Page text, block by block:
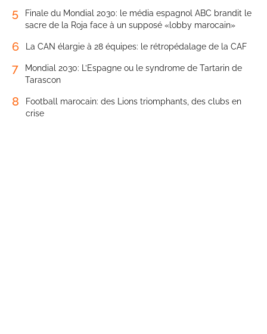
5
Finale du Mondial 2030: le média espagnol ABC brandit le
sacre de la Roja face à un supposé «lobby marocain»
6 La CAN élargie à 28 équipes: le rétropédalage de la CAF
7
Mondial 2030: L’Espagne ou le syndrome de Tartarin de
Tarascon
8
Football marocain: des Lions triomphants, des clubs en
crise